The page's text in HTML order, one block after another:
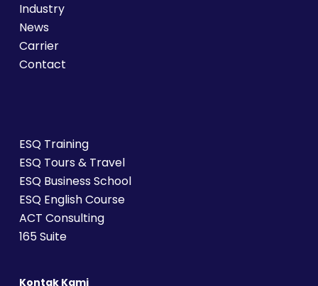
Industry
News
Carrier
Contact
ESQ Training
ESQ Tours & Travel
ESQ Business School
ESQ English Course
ACT Consulting
165 Suite
Kontak Kami